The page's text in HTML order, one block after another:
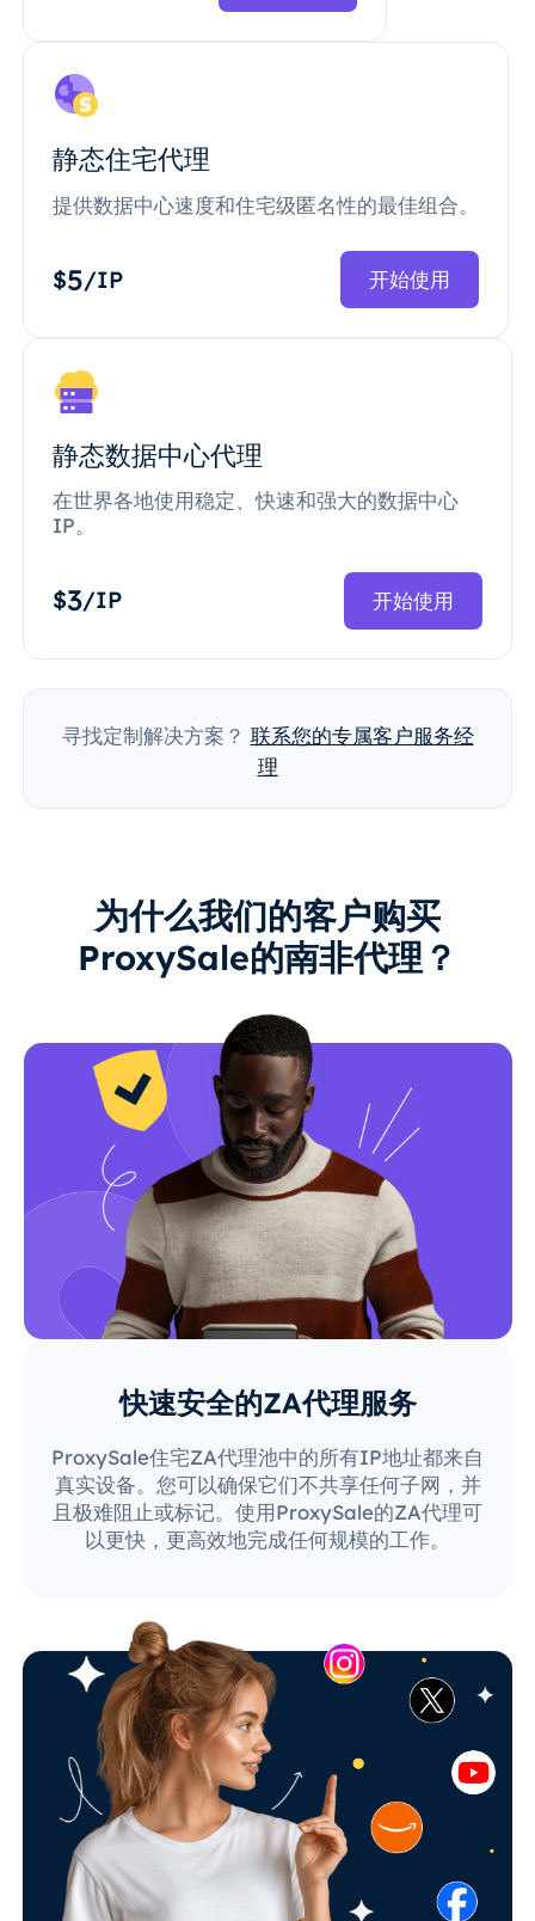
静态住宅代理
提供数据中心速度和住宅级匿名性的最佳组合。
$5/IP 开始使用
静态数据中心代理
在世界各地使用稳定、快速和强大的数据中心
IP。
$3/IP 开始使用
寻找定制解决方案？ 联系您的专属客户服务经
理
为什么我们的客户购买
ProxySale的南非代理？
快速安全的ZA代理服务
ProxySale住宅ZA代理池中的所有IP地址都来自
真实设备。您可以确保它们不共享任何子网，并
且极难阻止或标记。使用ProxySale的ZA代理可
以更快，更高效地完成任何规模的工作。